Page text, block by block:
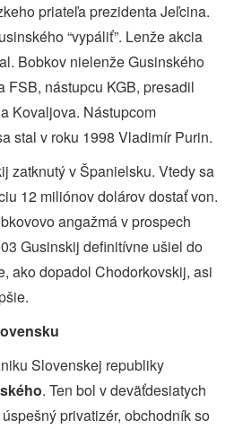
priateľa prezidenta Jeľcina.
“vypáliť”. Lenže akcia
Bobkov nielenže Gusinského
FSB, nástupcu KGB, presadil
Kovaljova. Nástupcom
stal v roku 1998 Vladimír Purin.
zatknutý v Španielsku. Vtedy sa
12 miliónov dolárov dostať von.
angažmá v prospech
Gusinskij definitívne ušiel do
ako dopadol Chodorkovskij, asi
Slovenskej republiky
. Ten bol v deväťdesiatych
privatizér, obchodník so